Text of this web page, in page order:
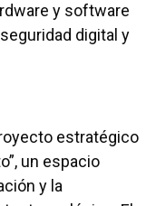
y software
digital y
estratégico
un espacio
y la